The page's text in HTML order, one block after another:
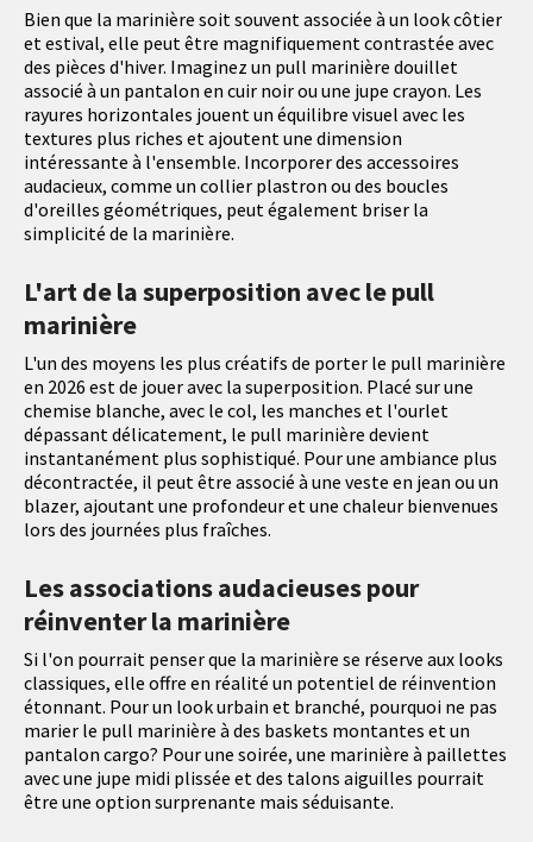
Bien que la marinière soit souvent associée à un look côtier
et estival, elle peut être magnifiquement contrastée avec
des pièces d'hiver. Imaginez un pull marinière douillet
associé à un pantalon en cuir noir ou une jupe crayon. Les
rayures horizontales jouent un équilibre visuel avec les
textures plus riches et ajoutent une dimension
intéressante à l'ensemble. Incorporer des accessoires
audacieux, comme un collier plastron ou des boucles
d'oreilles géométriques, peut également briser la
simplicité de la marinière.
L'art de la superposition avec le pull
marinière
L'un des moyens les plus créatifs de porter le pull marinière
en 2026 est de jouer avec la superposition. Placé sur une
chemise blanche, avec le col, les manches et l'ourlet
dépassant délicatement, le pull marinière devient
instantanément plus sophistiqué. Pour une ambiance plus
décontractée, il peut être associé à une veste en jean ou un
blazer, ajoutant une profondeur et une chaleur bienvenues
lors des journées plus fraîches.
Les associations audacieuses pour
réinventer la marinière
Si l'on pourrait penser que la marinière se réserve aux looks
classiques, elle offre en réalité un potentiel de réinvention
étonnant. Pour un look urbain et branché, pourquoi ne pas
marier le pull marinière à des baskets montantes et un
pantalon cargo? Pour une soirée, une marinière à paillettes
avec une jupe midi plissée et des talons aiguilles pourrait
être une option surprenante mais séduisante.